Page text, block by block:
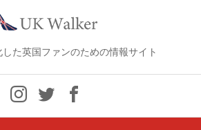
た英国ファンのための情報サイト